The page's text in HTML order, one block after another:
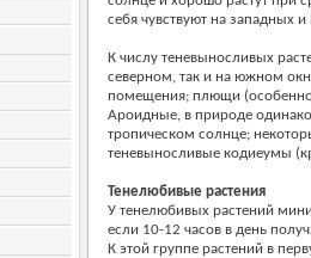
себя чувствуют на западных
К числу теневыносливых
северном, так и на южном
помещения; плющи
Ароидные, в природе
тропическом солнце;
теневыносливые кодиеумы
Тенелюбивые растения
У тенелюбивых растений
если 10-12 часов в день
К этой группе растений в